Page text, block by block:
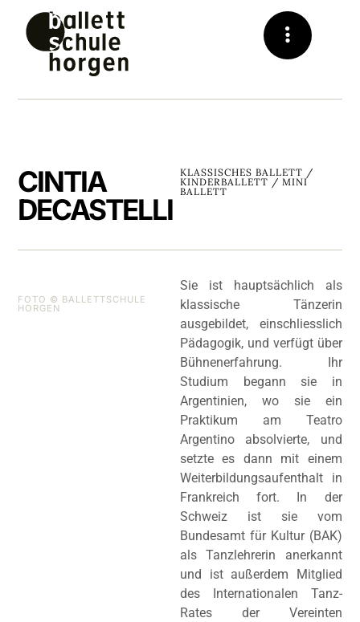
CINTIA
DECASTELLI
KLASSISCHES BALLETT /
KINDERBALLETT / MINI
BALLETT
FOTO © BALLETTSCHULE
HORGEN
Sie ist hauptsächlich als
klassische Tänzerin
ausgebildet, einschliesslich
Pädagogik, und verfügt über
Bühnenerfahrung. Ihr
Studium begann sie in
Argentinien, wo sie ein
Praktikum am Teatro
Argentino absolvierte, und
setzte es dann mit einem
Weiterbildungsaufenthalt in
Frankreich fort. In der
Schweiz ist sie vom
Bundesamt für Kultur (BAK)
als Tanzlehrerin anerkannt
und ist außerdem Mitglied
des Internationalen Tanz-
Rates der Vereinten